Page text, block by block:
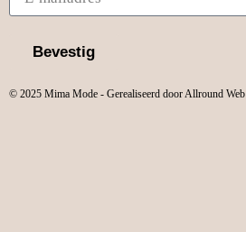
Bevestig
© 2025 Mima Mode - Gerealiseerd door Allround Web